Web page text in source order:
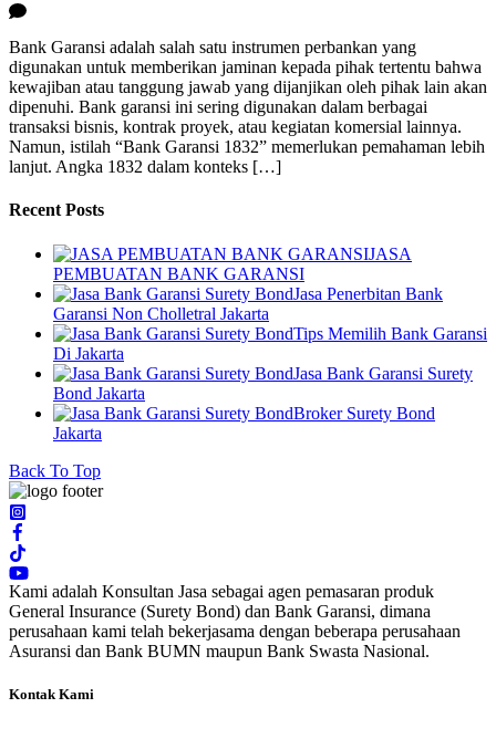
Bank Garansi adalah salah satu instrumen perbankan yang
digunakan untuk memberikan jaminan kepada pihak tertentu bahwa
kewajiban atau tanggung jawab yang dijanjikan oleh pihak lain akan
dipenuhi. Bank garansi ini sering digunakan dalam berbagai
transaksi bisnis, kontrak proyek, atau kegiatan komersial lainnya.
Namun, istilah “Bank Garansi 1832” memerlukan pemahaman lebih
lanjut. Angka 1832 dalam konteks […]
Recent Posts
JASA
PEMBUATAN BANK GARANSI
Jasa Penerbitan Bank
Garansi Non Cholletral Jakarta
Tips Memilih Bank Garansi
Di Jakarta
Jasa Bank Garansi Surety
Bond Jakarta
Broker Surety Bond
Jakarta
Back To Top
Kami adalah Konsultan Jasa sebagai agen pemasaran produk
General Insurance (Surety Bond) dan Bank Garansi, dimana
perusahaan kami telah bekerjasama dengan beberapa perusahaan
Asuransi dan Bank BUMN maupun Bank Swasta Nasional.
Kontak Kami